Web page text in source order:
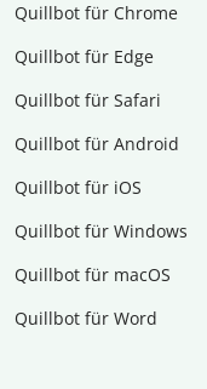
Quillbot für Chrome
Quillbot für Edge
Quillbot für Safari
Quillbot für Android
Quillbot für iOS
Quillbot für Windows
Quillbot für macOS
Quillbot für Word